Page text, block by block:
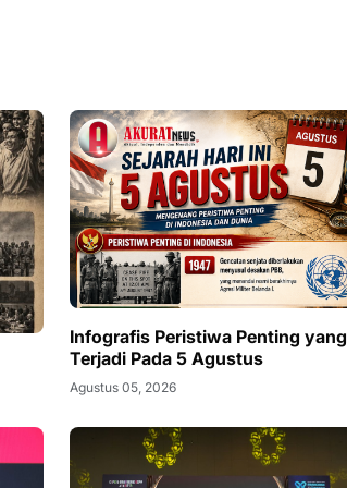
Infografis Peristiwa Penting yang
Terjadi Pada 5 Agustus
Agustus 05, 2026